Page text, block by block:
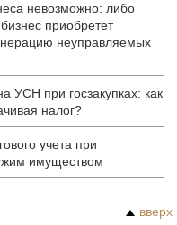
невозможно: либо
приобретет
неуправляемых
УСН при госзакупках: как
налог?
учета при
имуществом
вверх